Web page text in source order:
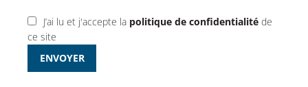
J’ai lu et j'accepte la politique de confidentialité de
ce site
ENVOYER